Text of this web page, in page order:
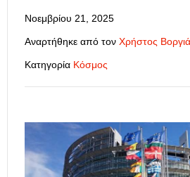
Νοεμβρίου 21, 2025
Αναρτήθηκε από τον Χρήστος
Κατηγορία Κόσμος